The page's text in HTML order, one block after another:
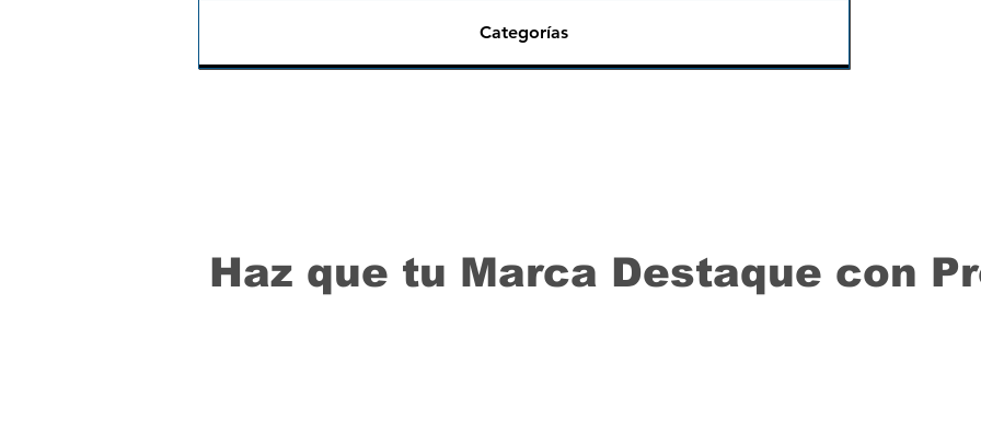
Categorías
Haz que tu Marca Destaque con